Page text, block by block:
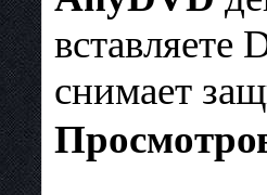
вставляете
снимает